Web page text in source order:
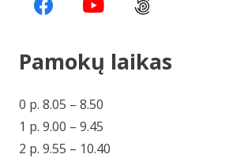
Pamokų laikas
0 p. 8.05 – 8.50
1 p. 9.00 – 9.45
2 p. 9.55 – 10.40